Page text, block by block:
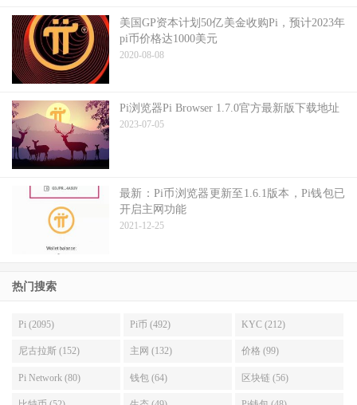
美国GP资本计划50亿美金收购Pi，预计2023年
pi币价格达1000美元
2020-08-08
Pi浏览器Pi Browser 1.7.0官方最新版下载地址
2023-07-05
最新：Pi币浏览器更新至1.6.1版本，Pi钱包已
开启主网功能
2021-12-25
热门搜索
Pi (2095) Pi币 (492) KYC (212)
尼古拉斯 (152) 主网 (132) 价格 (99)
Pi Network (80) 钱包 (64) 区块链 (56)